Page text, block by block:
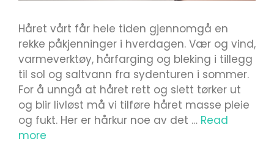
Håret vårt får hele tiden gjennomgå en
rekke påkjenninger i hverdagen. Vær og vind,
varmeverktøy, hårfarging og bleking i tillegg
til sol og saltvann fra sydenturen i sommer.
For å unngå at håret rett og slett tørker ut
og blir livløst må vi tilføre håret masse pleie
og fukt. Her er hårkur noe av det … Read
more